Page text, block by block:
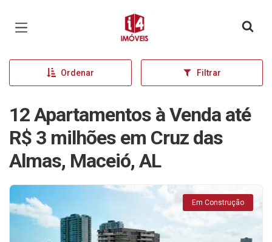
Página inicial
Ordenar Filtrar
12 Apartamentos à Venda até
R$ 3 milhões em Cruz das
Almas, Maceió, AL
Em Construção